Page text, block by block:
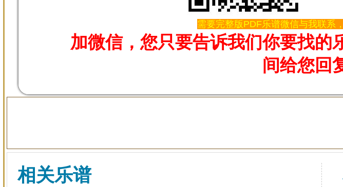
需要完整版PDF乐谱微信与我联系
加微信，您只要告诉我们你要找的
间给您回
相关乐谱